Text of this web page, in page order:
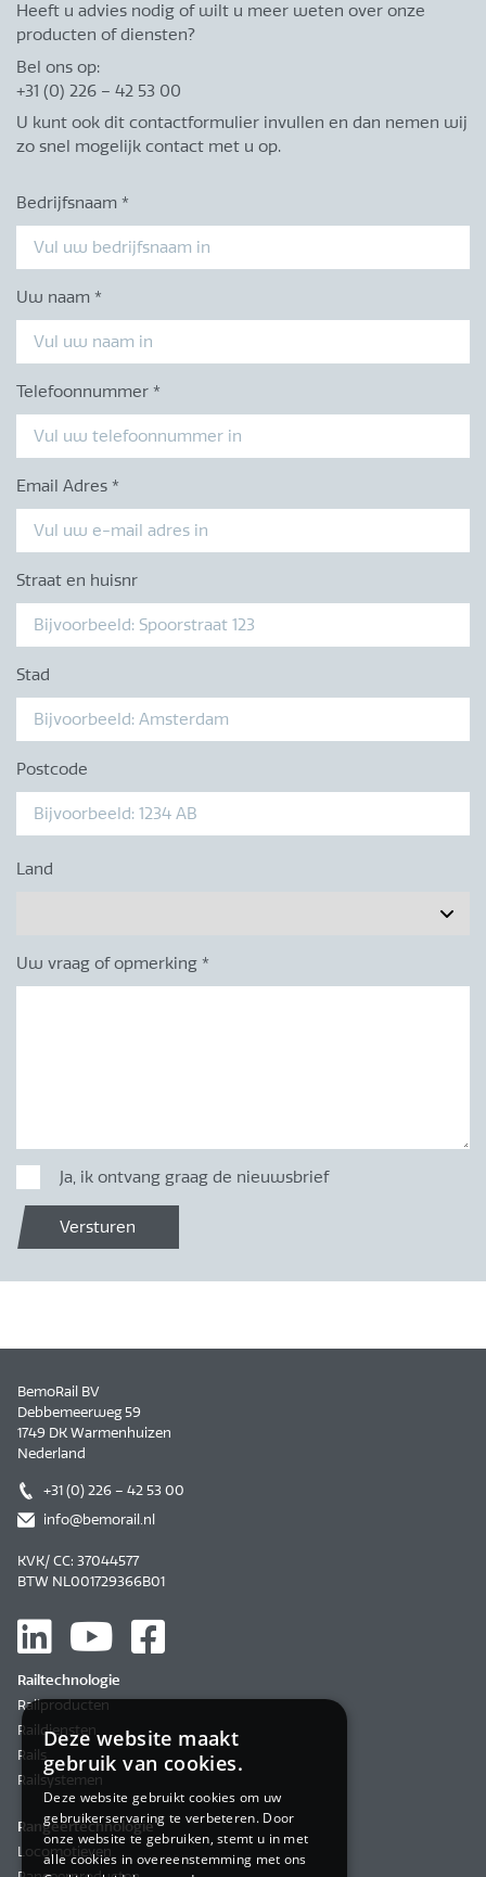
Heeft u advies nodig of wilt u meer weten over onze
producten of diensten?
Bel ons op:
+31 (0) 226 – 42 53 00
U kunt ook dit contactformulier invullen en dan nemen wij
zo snel mogelijk contact met u op.
Bedrijfsnaam *
Uw naam *
Telefoonnummer *
Email Adres *
Straat en huisnr
Stad
Postcode
Land
Uw vraag of opmerking *
Ja, ik ontvang graag de nieuwsbrief
Versturen
BemoRail BV
Debbemeerweg 59
1749 DK Warmenhuizen
Nederland
+31 (0) 226 – 42 53 00
info@bemorail.nl
KVK/ CC: 37044577
BTW NL001729366B01
Railtechnologie
Railproducten
Raildiensten
Rails
Railsystemen
Rangeertechnologie
Locomotieven
Deze website maakt
gebruik van cookies.
Deze website gebruikt cookies om uw
gebruikerservaring te verbeteren. Door
onze website te gebruiken, stemt u in met
alle cookies in overeenstemming met ons